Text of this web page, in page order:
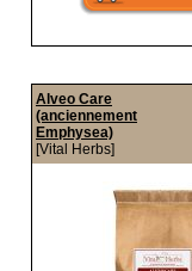
Alveo Care
(anciennement
Emphysea)
[Vital Herbs]